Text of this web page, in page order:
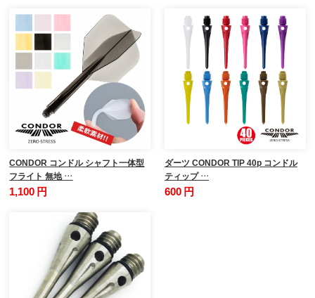
CONDOR コンドル シャフト一体型
フライト 無地 …
1,100 円
ダーツ CONDOR TIP 40p コンドル
ティップ …
600 円